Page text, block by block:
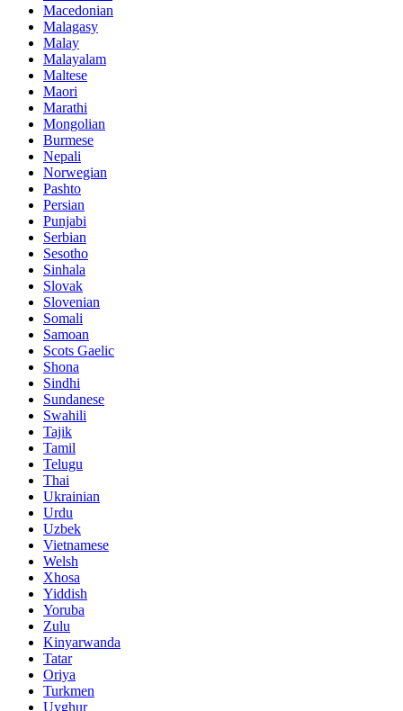
Macedonian
Malagasy
Malay
Malayalam
Maltese
Maori
Marathi
Mongolian
Burmese
Nepali
Norwegian
Pashto
Persian
Punjabi
Serbian
Sesotho
Sinhala
Slovak
Slovenian
Somali
Samoan
Scots Gaelic
Shona
Sindhi
Sundanese
Swahili
Tajik
Tamil
Telugu
Thai
Ukrainian
Urdu
Uzbek
Vietnamese
Welsh
Xhosa
Yiddish
Yoruba
Zulu
Kinyarwanda
Tatar
Oriya
Turkmen
Uyghur